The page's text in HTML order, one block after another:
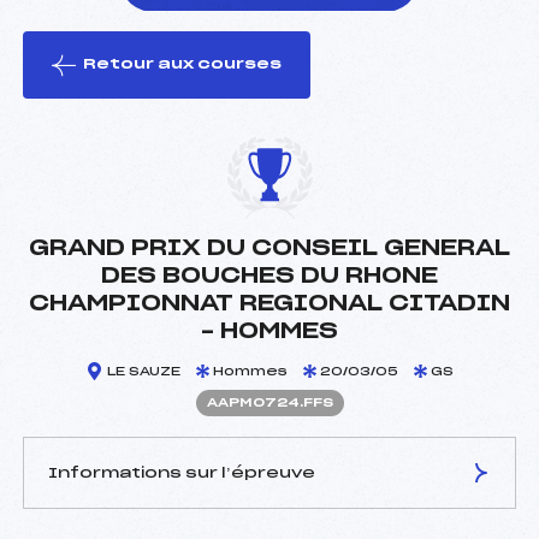
le ski
Retour aux courses
GRAND PRIX DU CONSEIL GENERAL
DES BOUCHES DU RHONE
CHAMPIONNAT REGIONAL CITADIN
– HOMMES
LE SAUZE Hommes 20/03/05 GS
AAPM0724.FFS
Informations sur l’épreuve